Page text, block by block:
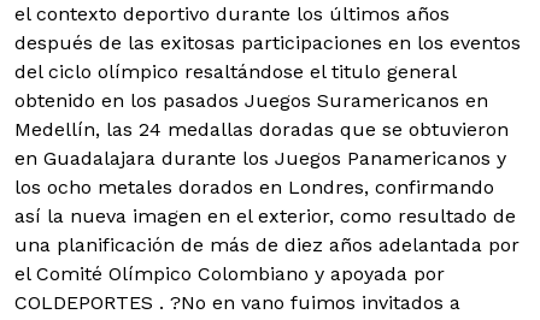
el contexto deportivo durante los últimos años
después de las exitosas participaciones en los eventos
del ciclo olímpico resaltándose el titulo general
obtenido en los pasados Juegos Suramericanos en
Medellín, las 24 medallas doradas que se obtuvieron
en Guadalajara durante los Juegos Panamericanos y
los ocho metales dorados en Londres, confirmando
así la nueva imagen en el exterior, como resultado de
una planificación de más de diez años adelantada por
el Comité Olímpico Colombiano y apoyada por
COLDEPORTES . ?No en vano fuimos invitados a